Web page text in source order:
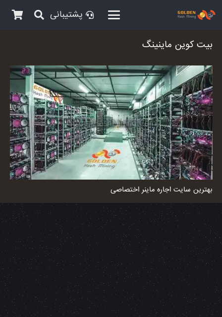
پشتیبانی
بیت کوین ماینینگ
بهترین سایت اجاره ماینر اختصاصی